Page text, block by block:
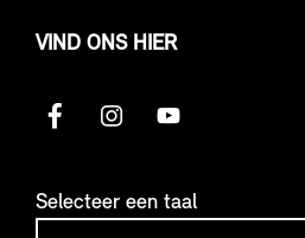
VIND ONS HIER
Selecteer een taal